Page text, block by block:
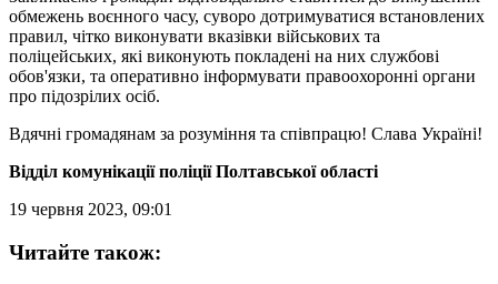
обмежень воєнного часу, суворо дотримуватися встановлених
правил, чітко виконувати вказівки військових та
поліцейських, які виконують покладені на них службові
обов'язки, та оперативно інформувати правоохоронні органи
про підозрілих осіб.
Вдячні громадянам за розуміння та співпрацю! Слава Україні!
Відділ комунікації поліції Полтавської області
19 червня 2023, 09:01
Читайте також: